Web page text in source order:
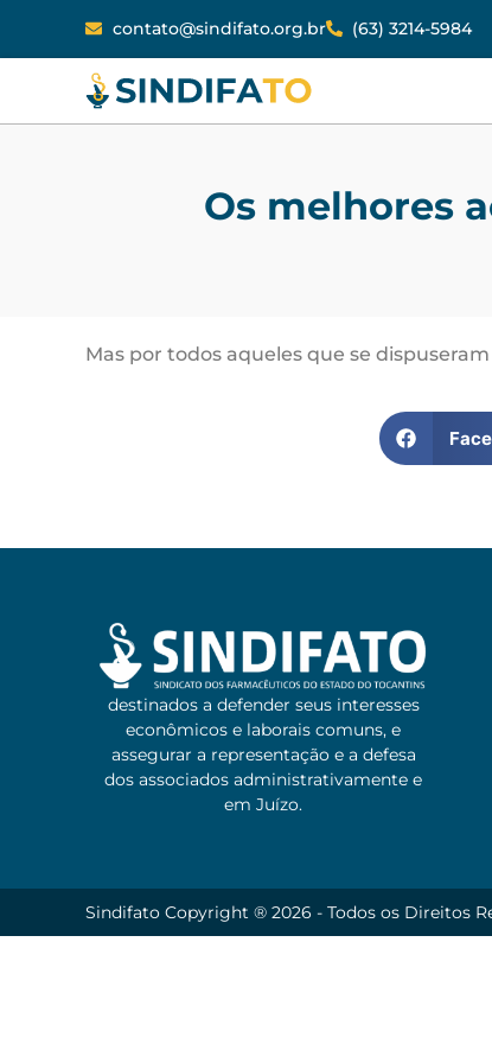
contato@sindifato.org.br (63) 3214-5984
Os melhores
Mas por todos aqueles que se
destinados a defender seus interesses
econômicos e laborais comuns, e
assegurar a representação e a defesa
dos associados administrativamente e
em Juízo.
Sindifato Copyright ® 2026 - Todos os Direitos